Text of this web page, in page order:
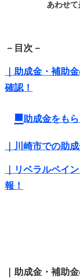
あわせて
－目次－
｜助成金・補助
確認！
■助成金をも
｜川崎市での助
｜リベラルペイ
報！
｜助成金・補助